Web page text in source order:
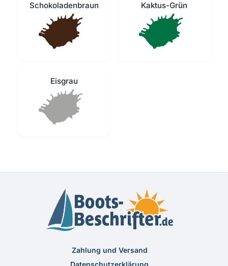
Schokoladenbraun Kaktus-Grün
Eisgrau
Zahlung und Versand
Datenschutzerklärung